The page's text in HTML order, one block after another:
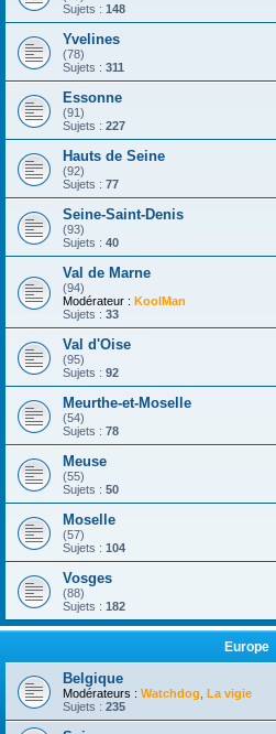
Sujets : 148
Yvelines
(78)
Sujets : 311
Essonne
(91)
Sujets : 227
Hauts de Seine
(92)
Sujets : 77
Seine-Saint-Denis
(93)
Sujets : 40
Val de Marne
(94)
Modérateur : KoolMan
Sujets : 33
Val d'Oise
(95)
Sujets : 92
Meurthe-et-Moselle
(54)
Sujets : 78
Meuse
(55)
Sujets : 50
Moselle
(57)
Sujets : 104
Vosges
(88)
Sujets : 182
Europe
Belgique
Modérateurs : Watchdog La vigie
Sujets : 235